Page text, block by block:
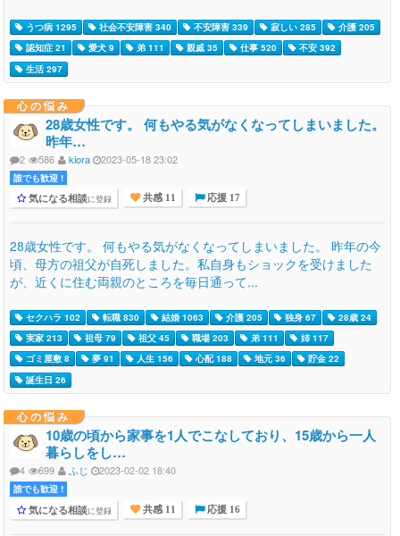
うつ病 1295 社会不安障害 340 不安障害 339 寂しい 285
介護 205
認知症 21
愛犬 9 弟 111 親戚 35 仕事 520
不安 392
生活 297
心の悩み
28歳女性です。 何もやる気がなくなってしまいました。
昨年…
2 586 kiora 2023-05-18 23:02
誰でも歓迎 !
気になる相談に登録 共感 11 応援 17
28歳女性です。 何もやる気がなくなってしまいました。 昨年の今
頃、母方の祖父が自死しました。私自身もショックを受けました
が、近くに住む両親のところを毎日通って...
セクハラ 102 転職 830 結婚 1063 介護 205 独身 67
28歳 24
実家 213
祖母 79 祖父 45 職場 203 弟 111
姉 117
ゴミ屋敷 8
夢 91 人生 156 心配 188 地元 36
貯金 22
誕生日 26
心の悩み
10歳の頃から家事を1人でこなしており、15歳から一人
暮らしをし…
4 699 ふじ 2023-02-02 18:40
誰でも歓迎 !
気になる相談に登録 共感 11 応援 16